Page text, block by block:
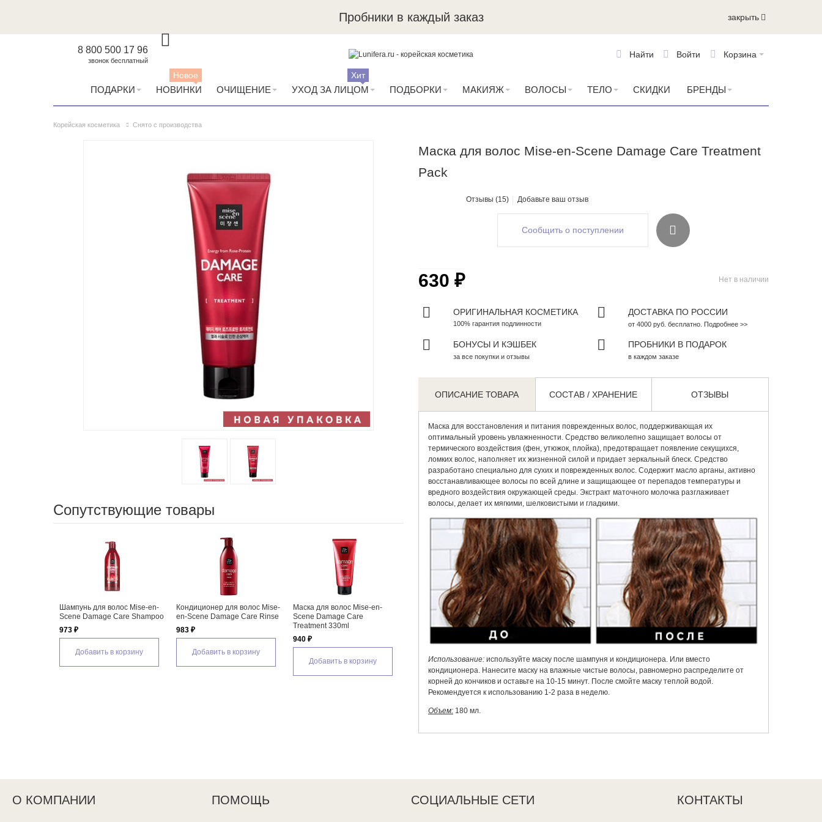
Пробники в каждый заказ закрыть
8 800 500 17 96
звонок бесплатный
Корзина
Войти
Найти
ПОДАРКИ НОВИНКИ
Новое
ОЧИЩЕНИЕ УХОД ЗА ЛИЦОМ
Хит
ПОДБОРКИ МАКИЯЖ ВОЛОСЫ ТЕЛО СКИДКИ БРЕНДЫ
Корейская косметика Снято с производства
Маска для волос Mise-en-Scene Damage Care Treatment
Pack
Отзывы (15) Добавьте ваш отзыв
Zoom
Сопутствующие товары
Шампунь для волос Mise-en-
Scene Damage Care Shampoo
973 ₽
Добавить в корзину
Кондиционер для волос Mise-
en-Scene Damage Care Rinse
983 ₽
Добавить в корзину
Маска для волос Mise-en-
Scene Damage Care
Treatment 330ml
940 ₽
Добавить в корзину
Сообщить о поступлении
Нет в наличии
630 ₽
ОРИГИНАЛЬНАЯ КОСМЕТИКА
100% гарантия подлинности
ДОСТАВКА ПО РОССИИ
от 4000 руб. бесплатно. Подробнее >>
БОНУСЫ И КЭШБЕК
за все покупки и отзывы
ПРОБНИКИ В ПОДАРОК
в каждом заказе
ОПИСАНИЕ ТОВАРА СОСТАВ / ХРАНЕНИЕ ОТЗЫВЫ
Маска для восстановления и питания поврежденных волос, поддерживающая их
оптимальный уровень увлажненности. Средство великолепно защищает волосы от
термического воздействия (фен, утюжок, плойка), предотвращает появление секущихся,
ломких волос, наполняет их жизненной силой и придает зеркальный блеск. Средство
разработано специально для сухих и поврежденных волос. Содержит масло арганы, активно
восстанавливающее волосы по всей длине и защищающее от перепадов температуры и
вредного воздействия окружающей среды. Экстракт маточного молочка разглаживает
волосы, делает их мягкими, шелковистыми и гладкими.
Использование:используйте маску после шампуня и кондиционера. Или вместо
кондиционера. Нанесите маску на влажные чистые волосы, равномерно распределите от
корней до кончиков и оставьте на 10-15 минут. После смойте маску теплой водой.
Рекомендуется к использованию 1-2 раза в неделю.
Объем:180 мл.
О КОМПАНИИ ПОМОЩЬ СОЦИАЛЬНЫЕ СЕТИ КОНТАКТЫ